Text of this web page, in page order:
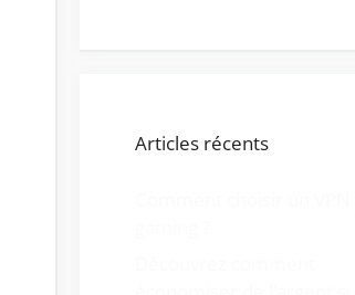
Articles récents